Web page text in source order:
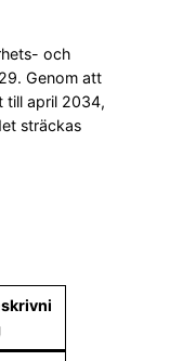
och
Genom att
till april 2034,
sträckas